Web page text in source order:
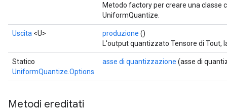
Metodo factory per creare una classe
UniformQuantize.
Uscita <U> produzione ()
L'output quantizzato Tensore di Tout,
Statico
UniformQuantize.Options
asse di quantizzazione (asse di
Metodi ereditati